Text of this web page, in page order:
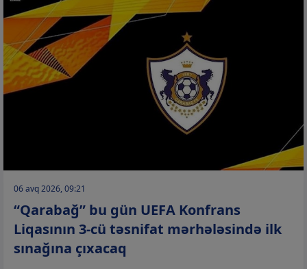
06 avq 2026, 09:21
“Qarabağ” bu gün UEFA Konfrans
Liqasının 3-cü təsnifat mərhələsində ilk
sınağına çıxacaq